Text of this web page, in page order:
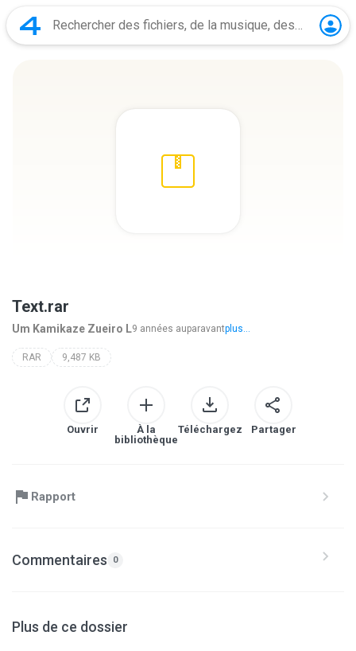
Text.rar
Um Kamikaze Zueiro L9 années auparavantplus...
RAR 9,487 KB
Ouvrir
À la
bibliothèque
Téléchargez Partager
Rapport
Commentaires 0
Plus de ce dossier